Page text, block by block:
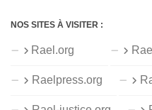
NOS SITES À VISITER :
Rael.org
Raelpress.org